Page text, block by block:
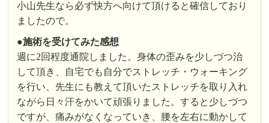
小山先生なら必ず快方へ向けて頂けると確信しており
ましたので。
●施術を受けてみた感想
週に2回程度通院しました。身体の歪みを少しづつ治
して頂き、自宅でも自分でストレッチ・ウォーキング
を行い、先生にも教えて頂いたストレッチを取り入れ
ながら日々汗をかいて頑張りました。すると少しづつ
ですが、痛みがなくなっていき、腰を左右に動かして